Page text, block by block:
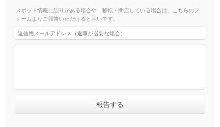
スポット情報に誤りがある場合や、移転・閉店している場合は、こちらのフ
ォームよりご報告いただけると幸いです。